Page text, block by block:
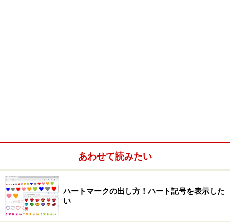
あわせて読みたい
ハートマークの出し方！ハート記号を表示した
い